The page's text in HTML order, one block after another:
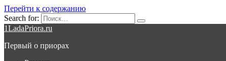
Перейти к содержанию
Search for:
1LadaPriora.ru
Первый о приорах